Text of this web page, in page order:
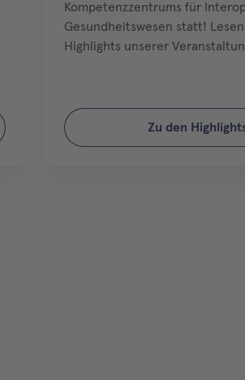
Kompetenzzentrums für
Gesundheitswesen statt!
Highlights unserer
Zu den